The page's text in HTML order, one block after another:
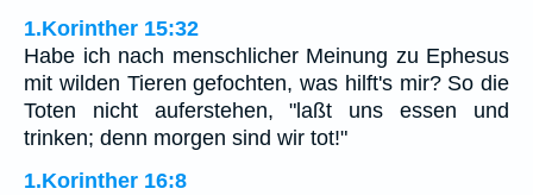
1.Korinther 15:32
Habe ich nach menschlicher Meinung zu Ephesus
mit wilden Tieren gefochten, was hilft's mir? So die
Toten nicht auferstehen, "laßt uns essen und
trinken; denn morgen sind wir tot!"
1.Korinther 16:8